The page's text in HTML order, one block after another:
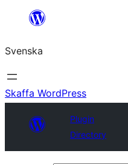
Hoppa
innehåll
Svenska
Skaffa WordPress
Plugin
Directory